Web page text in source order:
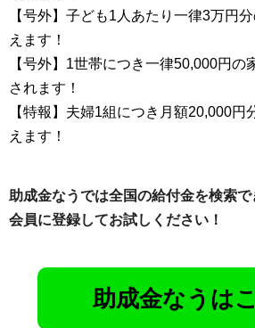
【号外】子ども1人あたり一律3万円
えます！
【号外】1世帯につき一律50,000円の
されます！
【特報】夫婦1組につき月額20,000円
えます！
助成金なうでは全国の給付金を検索
会員に登録してお試しください！
助成金なうは